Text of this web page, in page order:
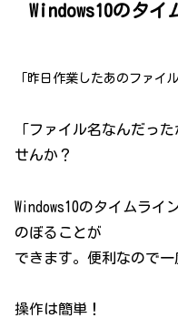
Windows10のタイ
「昨日作業したあのファイ
「ファイル名なんだっ
せんか？
Windows10のタイムライ
のぼることが
できます。便利なので一
操作は簡単！